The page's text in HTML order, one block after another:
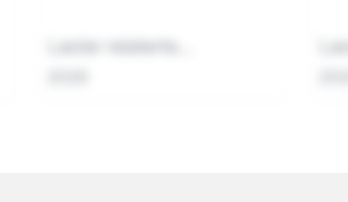
Laster relaterte...